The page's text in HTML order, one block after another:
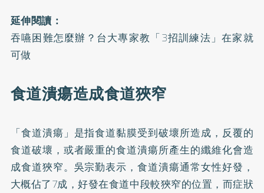
延伸閱讀：
吞嚥困難怎麼辦？台大專家教「3招訓練法」在家就
可做
食道潰瘍造成食道狹窄
「食道潰瘍」是指食道黏膜受到破壞所造成，反覆的
食道破壞，或者嚴重的食道潰瘍所產生的纖維化會造
成食道狹窄。吳宗勤表示，食道潰瘍通常女性好發，
大概佔了7成，好發在食道中段較狹窄的位置，而症狀